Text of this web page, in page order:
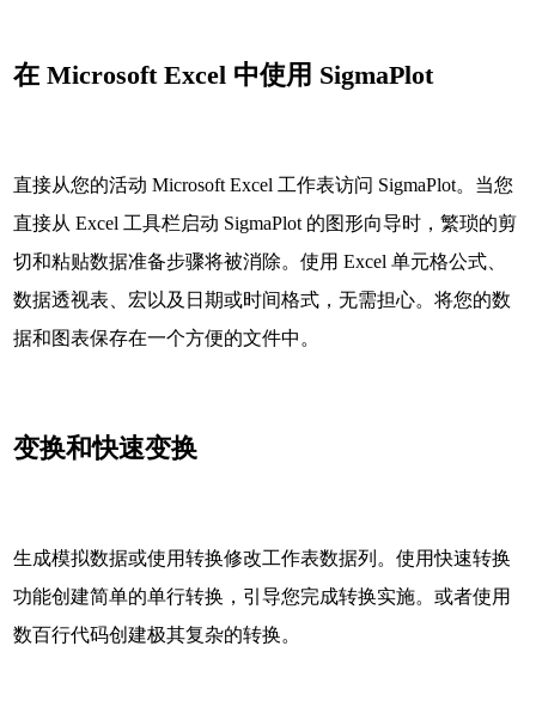
在 Microsoft Excel 中使用 SigmaPlot
直接从您的活动 Microsoft Excel 工作表访问 SigmaPlot。当您
直接从 Excel 工具栏启动 SigmaPlot 的图形向导时，繁琐的剪
切和粘贴数据准备步骤将被消除。使用 Excel 单元格公式、
数据透视表、宏以及日期或时间格式，无需担心。将您的数
据和图表保存在一个方便的文件中。
变换和快速变换
生成模拟数据或使用转换修改工作表数据列。使用快速转换
功能创建简单的单行转换，引导您完成转换实施。或者使用
数百行代码创建极其复杂的转换。